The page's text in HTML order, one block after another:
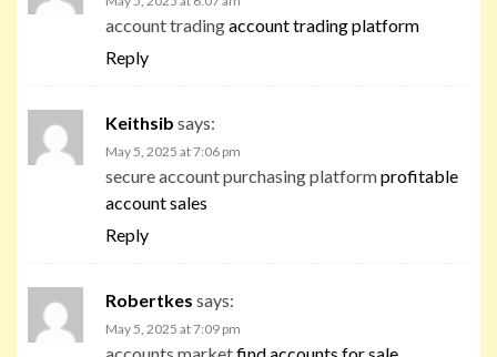
account tradingaccount trading platform
Reply
Keithsib says:
May 5, 2025 at 7:06 pm
secure account purchasing platformprofitable
account sales
Reply
Robertkes says:
May 5, 2025 at 7:09 pm
accounts marketfind accounts for sale